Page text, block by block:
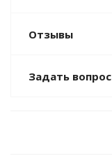
Отзывы
Задать вопрос